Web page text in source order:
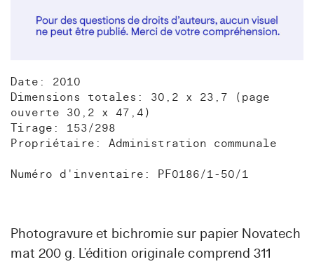
Date: 2010
Dimensions totales: 30,2 x 23,7 (page
ouverte 30,2 x 47,4)
Tirage: 153/298
Propriétaire: Administration communale
Numéro d'inventaire: PF0186/1-50/1
Photogravure et bichromie sur papier Novatech
mat 200 g. L’édition originale comprend 311